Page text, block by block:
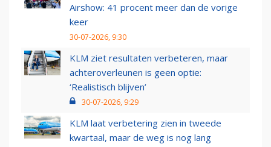
Airshow: 41 procent meer dan de vorige
keer
30-07-2026, 9:30
KLM ziet resultaten verbeteren, maar
achteroverleunen is geen optie:
‘Realistisch blijven’
30-07-2026, 9:29
KLM laat verbetering zien in tweede
kwartaal, maar de weg is nog lang